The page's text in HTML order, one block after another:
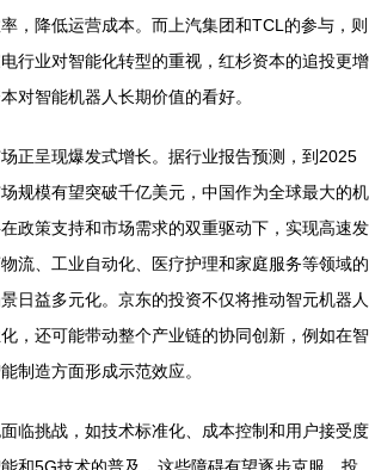
，降低运营成本。而上汽集团和TCL的参与，则
行业对智能化转型的重视，红杉资本的追投更增
对智能机器人长期价值的看好。
正呈现爆发式增长。据行业报告预测，到2025
规模有望突破千亿美元，中国作为全球最大的机
政策支持和市场需求的双重驱动下，实现高速发
流、工业自动化、医疗护理和家庭服务等领域的
日益多元化。京东的投资不仅将推动智元机器人
，还可能带动整个产业链的协同创新，例如在智
制造方面形成示范效应。
临挑战，如技术标准化、成本控制和用户接受度